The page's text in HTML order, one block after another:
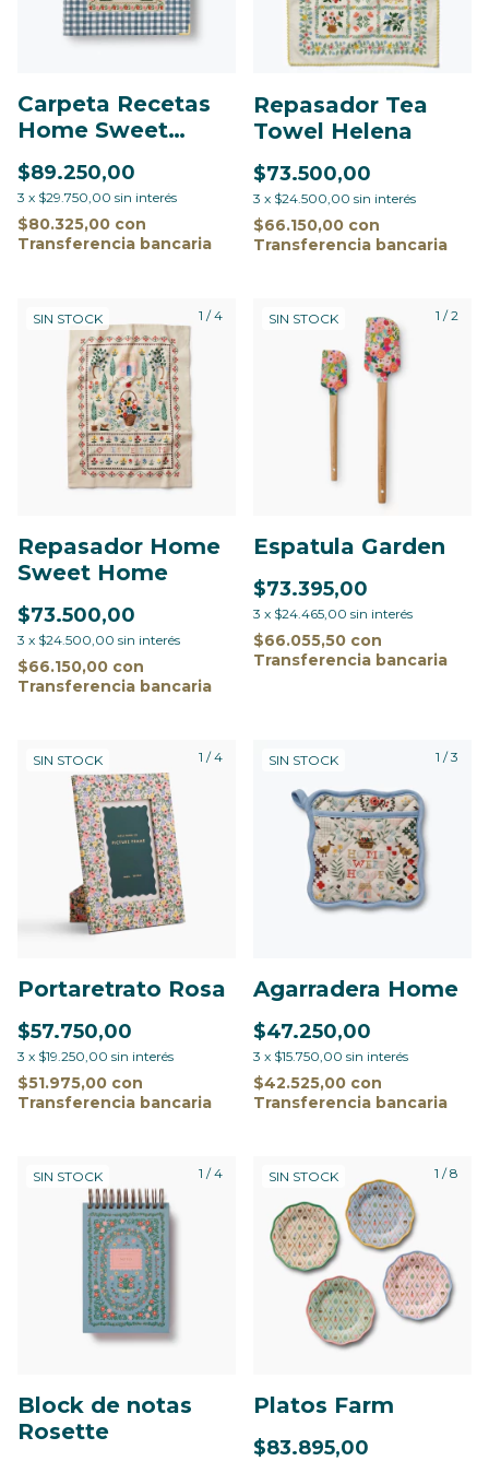
Carpeta Recetas
Home Sweet
Home
$89.250,00
3 x $29.750,00 sin interés
$80.325,00 con
Transferencia bancaria
Repasador Tea
Towel Helena
$73.500,00
3 x $24.500,00 sin interés
$66.150,00 con
Transferencia bancaria
1 /4
SIN STOCK
Repasador Home
Sweet Home
$73.500,00
3 x $24.500,00 sin interés
$66.150,00 con
Transferencia bancaria
1 /2
SIN STOCK
Espatula Garden
$73.395,00
3 x $24.465,00 sin interés
$66.055,50 con
Transferencia bancaria
1 /4
SIN STOCK
Portaretrato Rosa
$57.750,00
3 x $19.250,00 sin interés
$51.975,00 con
Transferencia bancaria
1 /3
SIN STOCK
Agarradera Home
$47.250,00
3 x $15.750,00 sin interés
$42.525,00 con
Transferencia bancaria
1 /4
SIN STOCK
Block de notas
Rosette
1 /8
SIN STOCK
Platos Farm
$83.895,00